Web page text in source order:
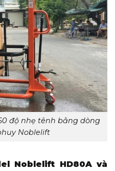
độ nhẹ tênh bằng dòng
Noblelift
Noblelift HD80A và